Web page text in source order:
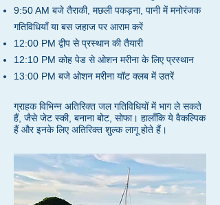
9:50 AM बजे तैराकी, मछली पकड़ना, पानी में मनोरंजक
गतिविधियाँ या बस जहाज पर आराम करें
12:00 PM द्वीप से प्रस्थान की तैयारी
12:10 PM कोह पेड से ओशन मरीना के लिए प्रस्थान
13:00 PM बजे ओशन मरीना यॉट क्लब में उतरें
ग्राहक विभिन्न अतिरिक्त जल गतिविधियों में भाग ले सकते
हैं, जैसे जेट स्की, बनाना बोट, सोफा। हालाँकि ये वैकल्पिक
हैं और इनके लिए अतिरिक्त शुल्क लागू होते हैं।